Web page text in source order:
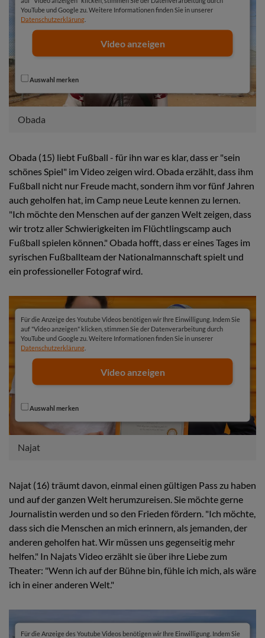
YouTube und Google zu. Weitere Informationen finden Sie in unserer
Datenschutzerklärung
Video anzeigen
Auswahl merken
Obada
Obada (15) liebt Fußball - für ihn war es klar, dass er "sein
schönes Spiel" im Video zeigen wird. Obada erzählt, dass ihm
Fußball nicht nur Freude macht, sondern ihm vor fünf Jahren
auch geholfen hat, im Camp neue Leute kennen zu lernen.
"Ich möchte den Menschen auf der ganzen Welt zeigen, dass
wir trotz aller Schwierigkeiten im Flüchtlingscamp auch
Fußball spielen können." Obada hofft, dass er eines Tages im
syrischen Fußballteam der Nationalmannschaft spielt und
ein professioneller Fotograf wird.
Für die Anzeige des Youtube Videos benötigen wir Ihre Einwilligung. Indem Sie
auf "Video anzeigen" klicken, stimmen Sie der Datenverarbeitung durch
YouTube und Google zu. Weitere Informationen finden Sie in unserer
Datenschutzerklärung
Video anzeigen
Auswahl merken
Najat
Najat (16) träumt davon, einmal einen gültigen Pass zu haben
und auf der ganzen Welt herumzureisen. Sie möchte gerne
Journalistin werden und so den Frieden fördern. "Ich möchte,
dass sich die Menschen an mich erinnern, als jemanden, der
anderen geholfen hat. Wir müssen uns gegenseitig mehr
helfen." In Najats Video erzählt sie über ihre Liebe zum
Theater: "Wenn ich auf der Bühne bin, fühle ich mich, als wäre
ich in einer anderen Welt."
Für die Anzeige des Youtube Videos benötigen wir Ihre Einwilligung. Indem Sie